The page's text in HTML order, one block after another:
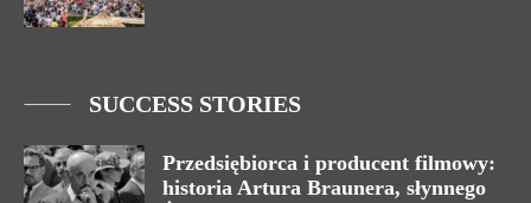
SUCCESS STORIES
Przedsiębiorca i producent filmowy:
historia Artura Braunera, słynnego